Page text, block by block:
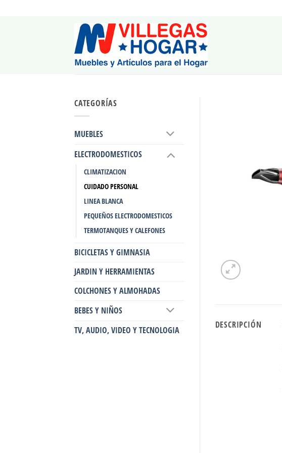
CATEGORÍAS
MUEBLES
ELECTRODOMESTICOS
CLIMATIZACION
CUIDADO PERSONAL
LINEA BLANCA
PEQUEÑOS ELECTRODOMESTICOS
TERMOTANQUES Y CALEFONES
BICICLETAS Y GIMNASIA
JARDIN Y HERRAMIENTAS
COLCHONES Y ALMOHADAS
BEBES Y NIÑOS
TV, AUDIO, VIDEO Y TECNOLOGIA
DESCRIPCIÓN